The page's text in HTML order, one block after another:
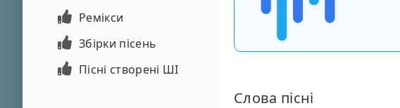
Ремікси
Збірки пісень
Пісні створені ШІ
Слова пісні